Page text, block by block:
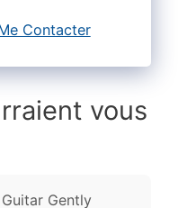
Contacter
vous